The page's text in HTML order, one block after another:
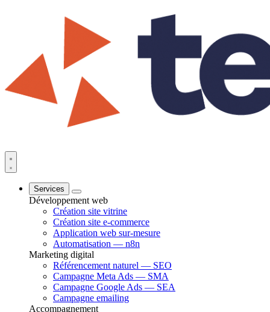
Services
Développement web
Création site vitrine
Création site e-commerce
Application web sur-mesure
Automatisation — n8n
Marketing digital
Référencement naturel — SEO
Campagne Meta Ads — SMA
Campagne Google Ads — SEA
Campagne emailing
Accompagnement